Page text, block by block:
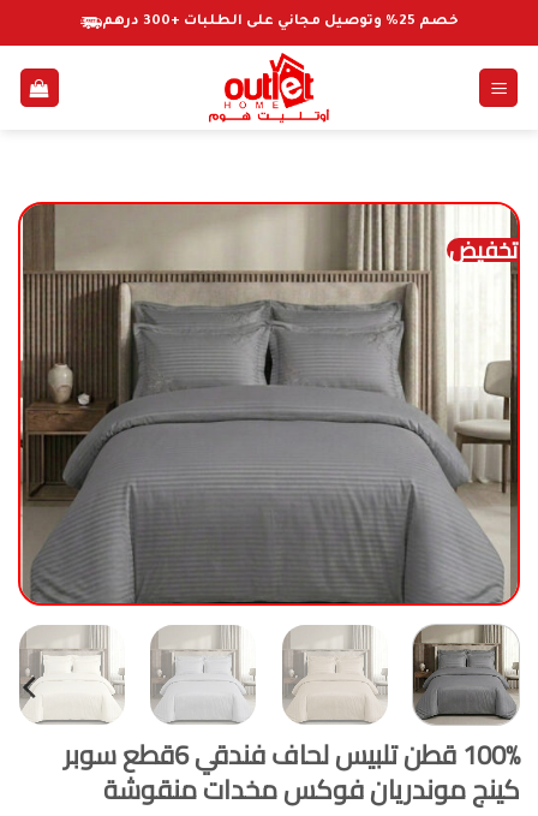
للمحتوى
خصم 25% وتوصيل مجاني على الطلبات +300 درهم
تخفيض
100% قطن تلبيس لحاف فندقي 6قطع سوبر
كينج موندريان فوكس مخدات منقوشة